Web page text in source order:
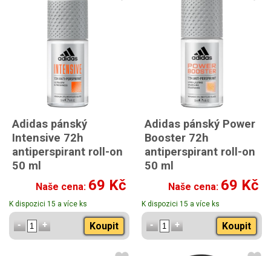
Adidas pánský
Intensive 72h
antiperspirant roll-on
50 ml
Naše cena: 69 Kč
K dispozici 15 a více ks
Koupit
Adidas pánský Power
Booster 72h
antiperspirant roll-on
50 ml
Naše cena: 69 Kč
K dispozici 15 a více ks
Koupit